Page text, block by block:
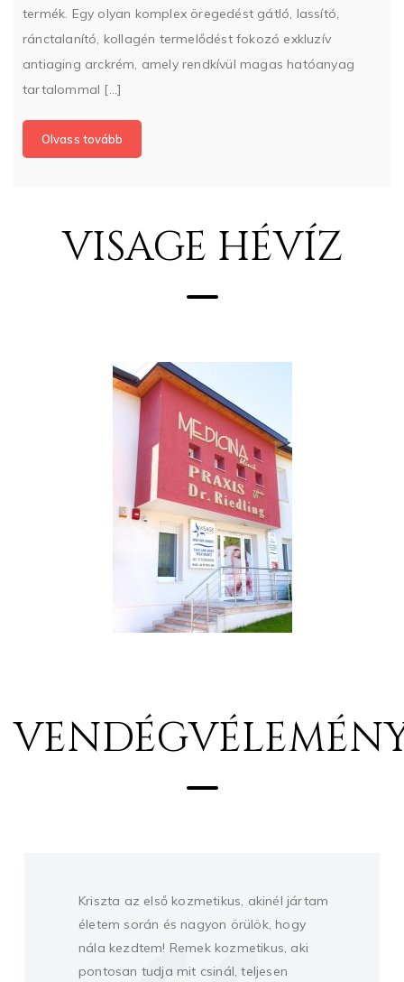
termék. Egy olyan komplex öregedést gátló, lassító,
ránctalanító, kollagén termelődést fokozó exkluzív
antiaging arckrém, amely rendkívül magas hatóanyag
tartalommal [...]
Olvass tovább
VISAGE HÉVÍZ
A helyszín, a légkör, a kellemes zene és a
nyugalom, amely a Krisztiből árad a külső
tényező, amiért ide szeretek járni. A
legfontosabb azonban, hogy már a